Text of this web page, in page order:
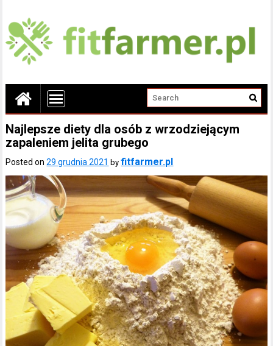
Najlepsze diety dla osób z wrzodziejącym
zapaleniem jelita grubego
Posted on29 grudnia 2021 byfitfarmer.pl